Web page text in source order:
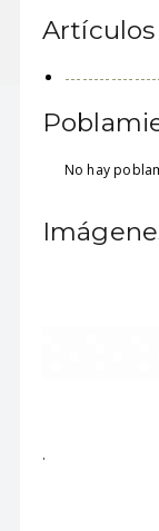
No hay
.